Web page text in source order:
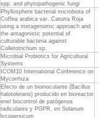
spp. and phytopathogenic fungi
Phyllosphere bacterial microbiota of
Coffea arabica var. Caturra Roja
using a metagenomic approach and
the antagonistic potential of
culturable bacteria against
Colletotrichum sp.
Microbial Probiotics for Agricultural
Systems
ICOM10 International Conference on
Mycorrhiza
Efecto de un bioinoculante (Bacillus
halotolerans) producido en bioreactor
enel biocontrol de patógenos
radiculares y PGPR, en Solanum
lycopersicum